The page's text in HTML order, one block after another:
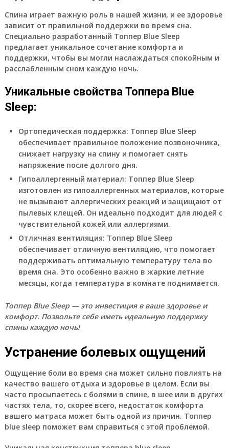
Спина играет важную роль в нашей жизни, и ее здоровье
зависит от правильной поддержки во время сна.
Специально разработанный Топпер Blue Sleep
предлагает уникальное сочетание комфорта и
поддержки, чтобы вы могли наслаждаться спокойным и
расслабленным сном каждую ночь.
Уникальные свойства Топпера Blue
Sleep:
Ортопедическая поддержка: Топпер Blue Sleep
обеспечивает правильное положение позвоночника,
снижает нагрузку на спину и помогает снять
напряжение после долгого дня.
Гипоаллергенный материал: Топпер Blue Sleep
изготовлен из гипоаллергенных материалов, которые
не вызывают аллергических реакций и защищают от
пылевых клещей. Он идеально подходит для людей с
чувствительной кожей или аллергиями.
Отличная вентиляция: Топпер Blue Sleep
обеспечивает отличную вентиляцию, что помогает
поддерживать оптимальную температуру тела во
время сна. Это особенно важно в жаркие летние
месяцы, когда температура в комнате поднимается.
Топпер Blue Sleep — это инвестиция в ваше здоровье и
комфорт. Позвольте себе иметь идеальную поддержку
спины каждую ночь!
Устранение болевых ощущений
Ощущение боли во время сна может сильно повлиять на
качество вашего отдыха и здоровье в целом. Если вы
часто просыпаетесь с болями в спине, в шее или в других
частях тела, то, скорее всего, недостаток комфорта
вашего матраса может быть одной из причин. Топпер
blue sleep поможет вам справиться с этой проблемой.